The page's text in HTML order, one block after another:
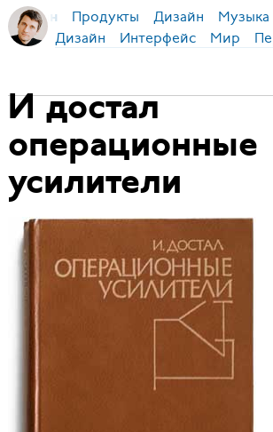
Бирман Продукты Дизайн Музыка
Дизайн Интерфейс Мир
И достал
операционные
усилители